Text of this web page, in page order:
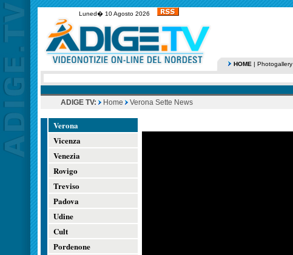
Luned� 10 Agosto 2026
HOME | Photogallery
ADIGE TV: Home Verona Sette News
Verona
Vicenza
Venezia
Rovigo
Treviso
Padova
Udine
Cult
Pordenone